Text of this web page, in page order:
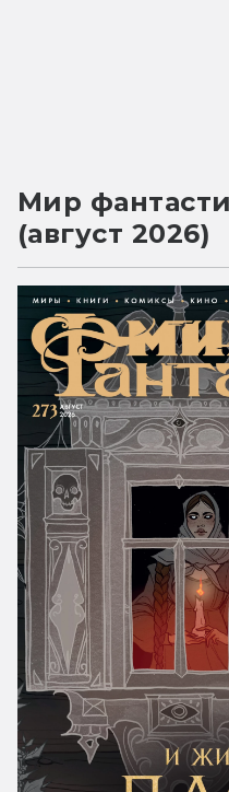
Мир
(август 2026)